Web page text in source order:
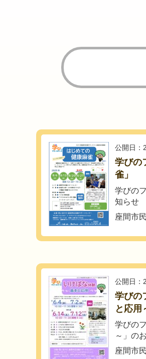
公開日：
学びの
雀」
学びの
知らせ
座間市
公開日：
学びの
と応用
学びの
～」の
座間市